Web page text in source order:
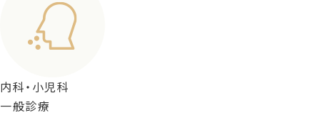
内科・小児科
一般診療